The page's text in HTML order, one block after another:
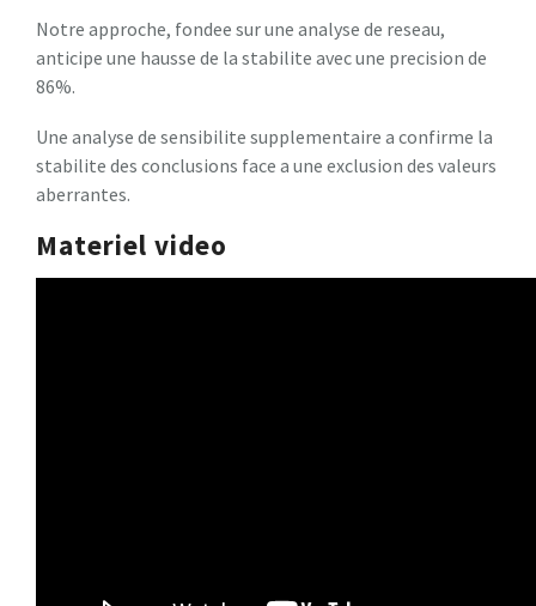
Notre approche, fondee sur une analyse de reseau,
anticipe une hausse de la stabilite avec une precision de
86%.
Une analyse de sensibilite supplementaire a confirme la
stabilite des conclusions face a une exclusion des valeurs
aberrantes.
Materiel video